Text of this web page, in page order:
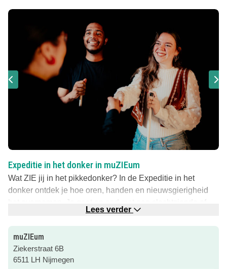
Expeditie in het donker in muZIEum
Wat ZIE jij in het pikkedonker? In de Expeditie in het
donker ontdek je hoe oren, handen en nieuwsgierigheid
blinde gids die dit elke dag zo doet: thuis, onderweg of
zelfs op vakantie. Voor even stap je in hún schoenen.
Fototentoonstelling Unseen
Unseen laat je fotografie ervaren zoals je dat nooit eerder
Lees verder
muZIEum
Ziekerstraat 6B
6511 LH Nijmegen